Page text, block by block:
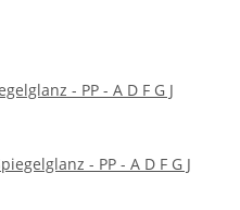
- PP - A D F G J